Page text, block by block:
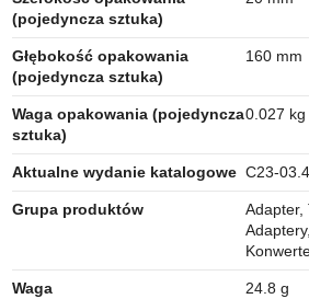
(pojedyncza sztuka)
Głębokość opakowania
(pojedyncza sztuka)
160 mm
Waga opakowania (pojedyncza
sztuka)
0.027 kg
Aktualne wydanie katalogowe C23-
Grupa produktów
Adapter,
Waga 24.8 g